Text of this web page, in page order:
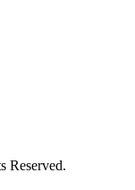
Reserved.